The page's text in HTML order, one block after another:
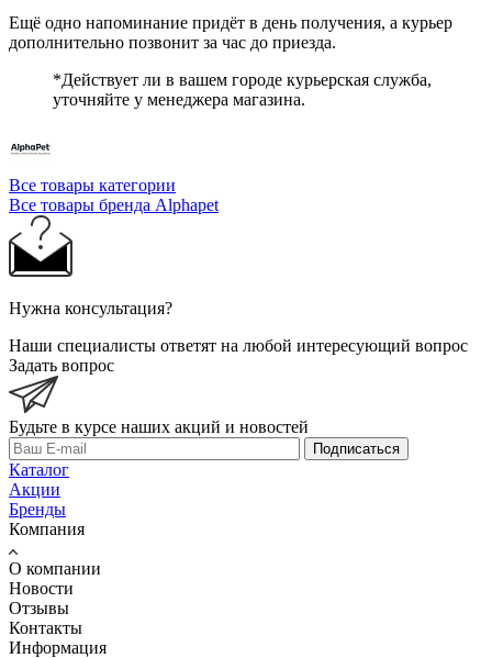
Ещё одно напоминание придёт в день получения, а курьер
дополнительно позвонит за час до приезда.
*Действует ли в вашем городе курьерская служба,
уточняйте у менеджера магазина.
Все товары категории
Все товары бренда Alphapet
Нужна консультация?
Наши специалисты ответят на любой интересующий вопрос
Задать вопрос
Будьте в курсе наших акций и новостей
Подписаться
Каталог
Акции
Бренды
Компания
О компании
Новости
Отзывы
Контакты
Информация